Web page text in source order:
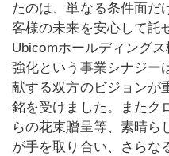
たのは、単なる条件面だ
客様の未来を安心して託
Ubicomホールディング
強化という事業シナジー
献する双方のビジョンが
銘を受けました。またク
らの花束贈呈等、素晴ら
が手を取り合い、さらな